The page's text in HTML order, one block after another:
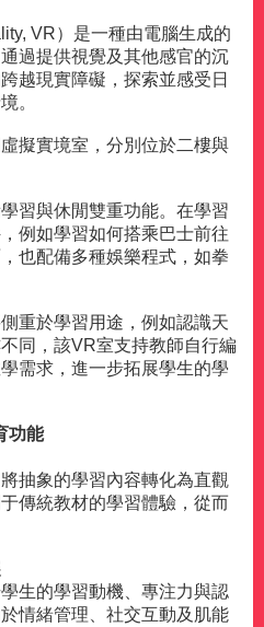
VR）是一種由電腦生成的
過提供視覺及其他感官的沉
越現實障礙，探索並感受日
。
擬實境室，分別位於二樓與
習與休閒雙重功能。在學習
例如學習如何搭乘巴士前往
也配備多種娛樂程式，如拳
重於學習用途，例如認識天
同，該VR室支持教師自行編
需求，進一步拓展學生的學
功能
抽象的學習內容轉化為直觀
傳統教材的學習體驗，從而
生的學習動機、專注力與認
情緒管理、社交互動及肌能